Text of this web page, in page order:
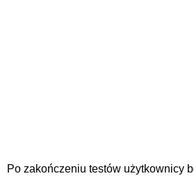
Po zakończeniu testów użytkownicy